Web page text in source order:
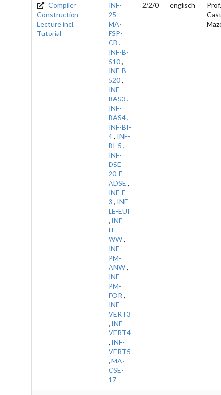
Compiler
Construction -
Lecture incl.
Tutorial
INF-
25-
MA-
FSP-
CB ,
INF-B-
510,
INF-B-
520,
INF-
BAS3 ,
INF-
BAS4,
INF-BI-
4, INF-
BI-5 ,
INF-
DSE-
20-E-
ADSE ,
INF-E-
3 , INF-
LE-EUI
, INF-
LE-
WW,
INF-
PM-
ANW,
INF-
PM-
FOR ,
INF-
VERT3
, INF-
VERT4
, INF-
VERT5
, MA-
CSE-
17
2/2/0 englisch
Prof.